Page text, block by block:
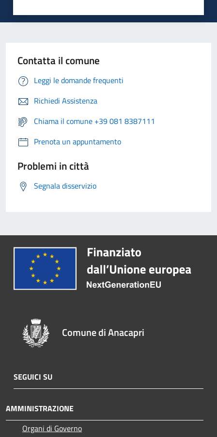
Contatta il comune
Leggi le domande frequenti
Richiedi Assistenza
Chiama il comune +39 081 8387111
Prenota un appuntamento
Problemi in città
Segnala disservizio
Comune di Anacapri
SEGUICI SU
AMMINISTRAZIONE
Organi di Governo